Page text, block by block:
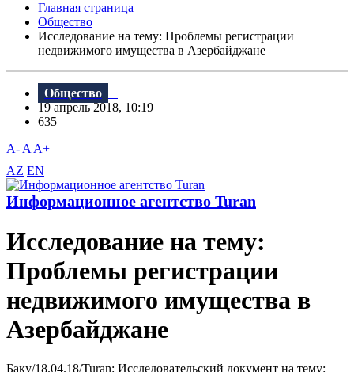
Главная страница
Общество
Исследование на тему: Проблемы регистрации
недвижимого имущества в Азербайджане
Общество
19 апрель 2018, 10:19
635
A- A A+
AZ EN
Информационное агентство Turan
Исследование на тему:
Проблемы регистрации
недвижимого имущества в
Азербайджане
Баку/18.04.18/Turan: Исследовательский документ на тему: